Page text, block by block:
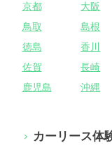
京都
大阪
鳥取
島根
徳島
香川
佐賀
長崎
鹿児島
沖縄
カーリース体